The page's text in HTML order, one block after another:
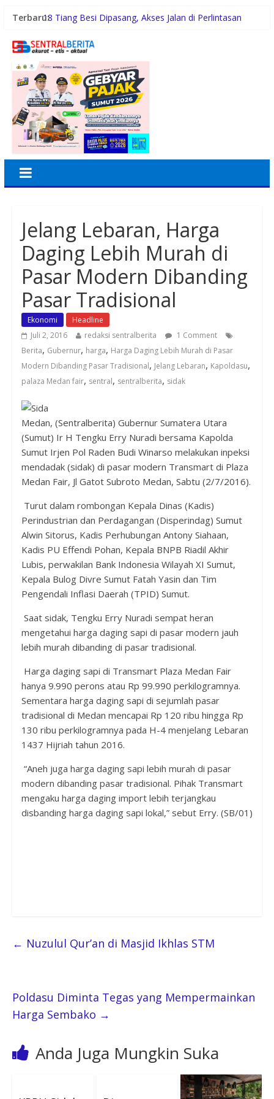
Terbaru:18 Tiang Besi Dipasang, Akses Jalan di Perlintasan
Fazzio Sunset Blue Hybrid x Alkateri, Motor Limited
Rico Waas Dorong IPSM Medan Jadi Mitra Strategis
Pemerintah dan Turun Tangani Persoalan Sosial Warga
Gubernur Bobby Nasution Minta Kepala Daerah se-
Kepulauan Nias Percepat Usulan BKP 2027
Tertinggal dari Kelurahan Lain, DPRD Medan Desak
Wali Kota Perhatikan Simalingkar B
Jelang Lebaran, Harga
Daging Lebih Murah di
Pasar Modern Dibanding
Pasar Tradisional
Ekonomi
Headline
Juli 2, 2016
redaksi sentralberita
1 Comment
Berita, Gubernur, harga, Harga Daging Lebih Murah di Pasar
Modern Dibanding Pasar Tradisional, Jelang Lebaran, Kapoldasu,
palaza Medan fair, sentral, sentralberita, sidak
Medan, (Sentralberita) Gubernur Sumatera Utara
(Sumut) Ir H Tengku Erry Nuradi bersama Kapolda
Sumut Irjen Pol Raden Budi Winarso melakukan inpeksi
mendadak (sidak) di pasar modern Transmart di Plaza
Medan Fair, Jl Gatot Subroto Medan, Sabtu (2/7/2016).
Turut dalam rombongan Kepala Dinas (Kadis)
Perindustrian dan Perdagangan (Disperindag) Sumut
Alwin Sitorus, Kadis Perhubungan Antony Siahaan,
Kadis PU Effendi Pohan, Kepala BNPB Riadil Akhir
Lubis, perwakilan Bank Indonesia Wilayah XI Sumut,
Kepala Bulog Divre Sumut Fatah Yasin dan Tim
Pengendali Inflasi Daerah (TPID) Sumut.
Saat sidak, Tengku Erry Nuradi sempat heran
mengetahui harga daging sapi di pasar modern jauh
lebih murah dibanding di pasar tradisional.
Harga daging sapi di Transmart Plaza Medan Fair
hanya 9.990 perons atau Rp 99.990 perkilogramnya.
Sementara harga daging sapi di sejumlah pasar
tradisional di Medan mencapai Rp 120 ribu hingga Rp
130 ribu perkilogramnya pada H-4 menjelang Lebaran
1437 Hijriah tahun 2016.
“Aneh juga harga daging sapi lebih murah di pasar
modern dibanding pasar tradisional. Pihak Transmart
mengaku harga daging import lebih terjangkau
disbanding harga daging sapi lokal,” sebut Erry. (SB/01)
← Nuzulul Qur’an di Masjid Ikhlas STM
Poldasu Diminta Tegas yang Mempermainkan
Harga Sembako →
Anda Juga Mungkin Suka